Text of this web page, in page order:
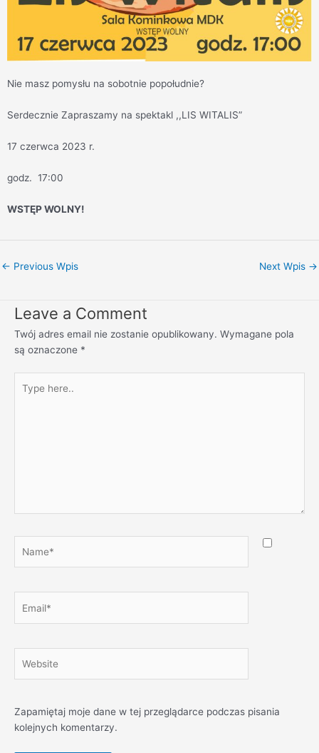
Nie masz pomysłu na sobotnie popołudnie?
Serdecznie Zapraszamy na spektakl ,,LIS WITALIS”
17 czerwca 2023 r.
godz. 17:00
WSTĘP WOLNY!
← Previous Wpis Next Wpis →
Leave a Comment
Twój adres email nie zostanie opublikowany. Wymagane pola
są oznaczone *
here..
Zapamiętaj moje dane w tej przeglądarce podczas pisania
kolejnych komentarzy.